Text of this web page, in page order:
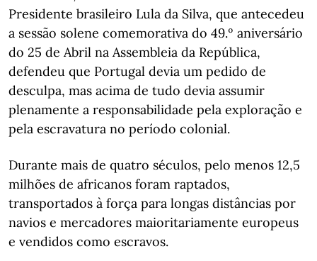
Presidente brasileiro Lula da Silva, que antecedeu
a sessão solene comemorativa do 49.º aniversário
do 25 de Abril na Assembleia da República,
defendeu que Portugal devia um pedido de
desculpa, mas acima de tudo devia assumir
plenamente a responsabilidade pela exploração e
pela escravatura no período colonial.
Durante mais de quatro séculos, pelo menos 12,5
milhões de africanos foram raptados,
transportados à força para longas distâncias por
navios e mercadores maioritariamente europeus
e vendidos como escravos.